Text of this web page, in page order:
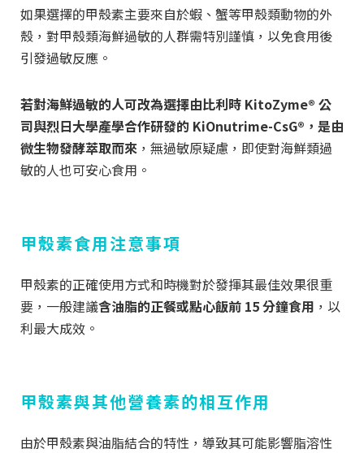
如果選擇的甲殼素主要來自於蝦、蟹等甲殼類動物的外
殼，對甲殼類海鮮過敏的人群需特別謹慎，以免食用後
引發過敏反應。
若對海鮮過敏的人可改為選擇由比利時 KitoZyme® 公
司與烈日大學產學合作研發的 KiOnutrime-CsG®，是由
微生物發酵萃取而來 ，無過敏原疑慮，即使對海鮮類過
敏的人也可安心食用。
甲殼素食用注意事項
甲殼素的正確使用方式和時機對於發揮其最佳效果很重
要，一般建議含油脂的正餐或點心飯前 15 分鐘食用 ，以
利最大成效。
甲殼素與其他營養素的相互作用
由於甲殼素與油脂結合的特性，導致其可能影響脂溶性